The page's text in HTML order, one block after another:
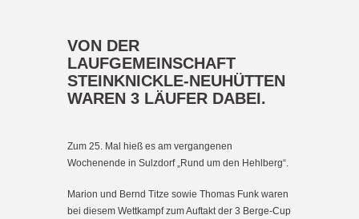
VON DER
LAUFGEMEINSCHAFT
STEINKNICKLE-NEUHÜTTEN
WAREN 3 LÄUFER DABEI.
Zum 25. Mal hieß es am vergangenen
Wochenende in Sulzdorf „Rund um den Hehlberg“.
Marion und Bernd Titze sowie Thomas Funk waren
bei diesem Wettkampf zum Auftakt der 3 Berge-Cup